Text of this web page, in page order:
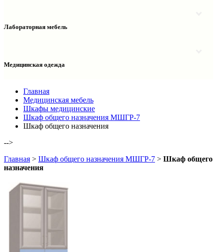
Столы рабочие
Шкафы колонки
Шкафы колонки медицинские
Лабораторная мебель
Тумбы мойки лабораторные
Медицинская одежда
Главная
Медицинская мебель
Шкафы медицинские
Шкаф общего назначения МШГР-7
Шкаф общего назначения
-->
Главная > Шкаф общего назначения МШГР-7 > Шкаф общего
назначения